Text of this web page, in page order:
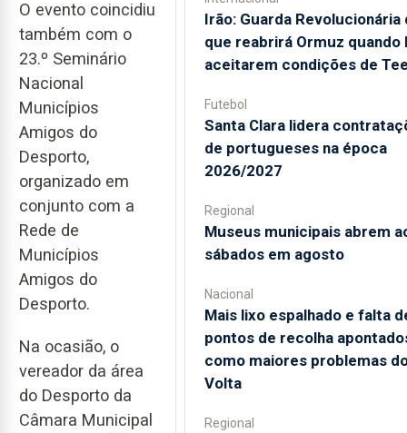
O evento coincidiu
também com o
23.º Seminário
Nacional
Municípios
Amigos do
Desporto,
organizado em
conjunto com a
Rede de
Municípios
Amigos do
Desporto.
Na ocasião, o
vereador da área
do Desporto da
Câmara Municipal
Irão: Guarda Revolucionária
que reabrirá Ormuz quando
aceitarem condições de
Futebol
Santa Clara lidera
de portugueses na época
2026/2027
Regional
Museus municipais abrem
sábados em agosto
Nacional
Mais lixo espalhado e falta
pontos de recolha
como maiores problemas
Volta
Regional